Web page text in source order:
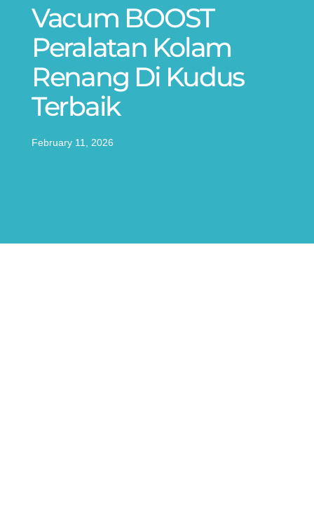
Vacum BOOST
Peralatan Kolam
Renang Di Kudus
Terbaik
February 11, 2026